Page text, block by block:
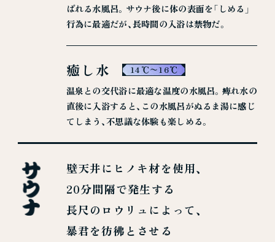
ばれる水風呂。サウナ後に体の表面を「しめる」
行為に最適だが、長時間の入浴は禁物だ。
癒し水 14℃〜16℃
温泉との交代浴に最適な温度の水風呂。痺れ水の
直後に入浴すると、この水風呂がぬるま湯に感じ
てしまう、不思議な体験も楽しめる。
壁天井にヒノキ材を使用、
20分間隔で発生する
長尺のロウリュによって、
暴君を彷彿とさせる